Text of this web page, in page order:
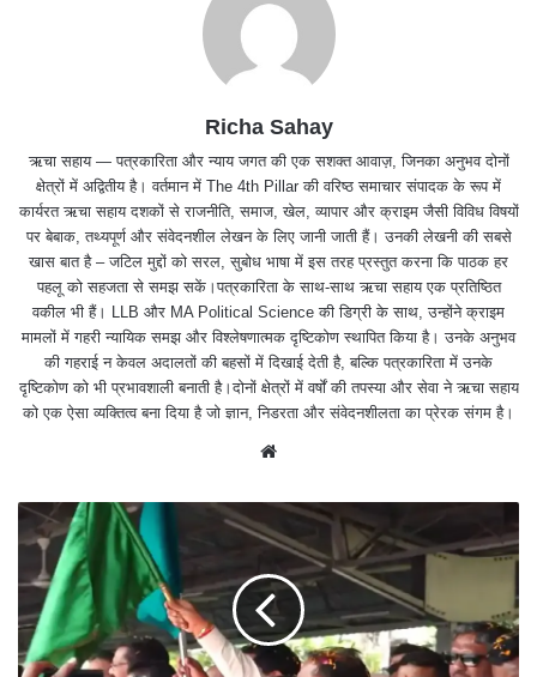
Richa Sahay
ऋचा सहाय — पत्रकारिता और न्याय जगत की एक सशक्त आवाज़, जिनका अनुभव दोनों
क्षेत्रों में अद्वितीय है। वर्तमान में The 4th Pillar की वरिष्ठ समाचार संपादक के रूप में
कार्यरत ऋचा सहाय दशकों से राजनीति, समाज, खेल, व्यापार और क्राइम जैसी विविध विषयों
पर बेबाक, तथ्यपूर्ण और संवेदनशील लेखन के लिए जानी जाती हैं। उनकी लेखनी की सबसे
खास बात है – जटिल मुद्दों को सरल, सुबोध भाषा में इस तरह प्रस्तुत करना कि पाठक हर
पहलू को सहजता से समझ सकें।पत्रकारिता के साथ-साथ ऋचा सहाय एक प्रतिष्ठित
वकील भी हैं। LLB और MA Political Science की डिग्री के साथ, उन्होंने क्राइम
मामलों में गहरी न्यायिक समझ और विश्लेषणात्मक दृष्टिकोण स्थापित किया है। उनके अनुभव
की गहराई न केवल अदालतों की बहसों में दिखाई देती है, बल्कि पत्रकारिता में उनके
दृष्टिकोण को भी प्रभावशाली बनाती है।दोनों क्षेत्रों में वर्षों की तपस्या और सेवा ने ऋचा सहाय
को एक ऐसा व्यक्तित्व बना दिया है जो ज्ञान, निडरता और संवेदनशीलता का प्रेरक संगम है।
e